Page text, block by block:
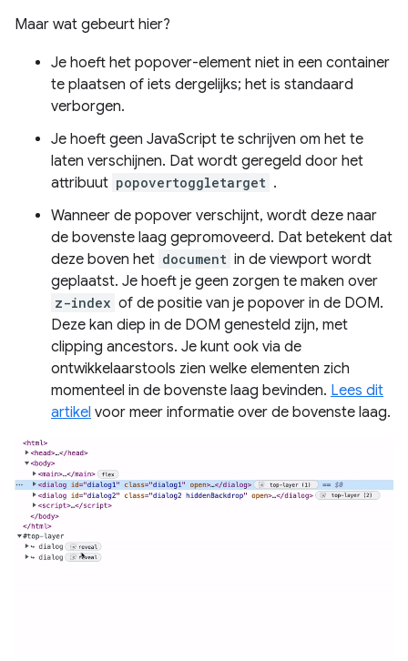
Maar wat gebeurt hier?
Je hoeft het popover-element niet in een container
te plaatsen of iets dergelijks; het is standaard
verborgen.
Je hoeft geen JavaScript te schrijven om het te
laten verschijnen. Dat wordt geregeld door het
attribuut popovertoggletarget .
Wanneer de popover verschijnt, wordt deze naar
de bovenste laag gepromoveerd. Dat betekent dat
deze boven het document in de viewport wordt
geplaatst. Je hoeft je geen zorgen te maken over
z-index of de positie van je popover in de DOM.
Deze kan diep in de DOM genesteld zijn, met
clipping ancestors. Je kunt ook via de
ontwikkelaarstools zien welke elementen zich
momenteel in de bovenste laag bevinden. Lees dit
artikel voor meer informatie over de bovenste laag.